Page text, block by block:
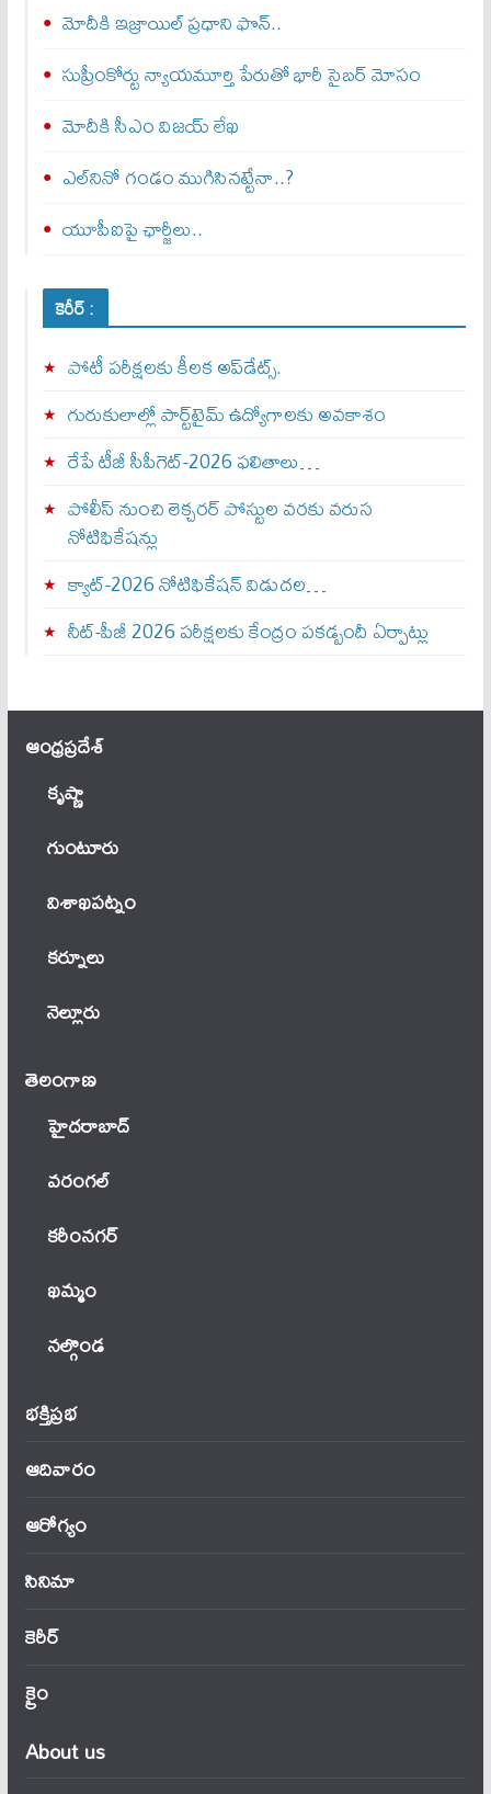
మోదీకి ఇజ్రాయిల్ ప్ర‌ధాని ఫొన్..
సుప్రీంకోర్టు న్యాయమూర్తి పేరుతో భారీ సైబర్ మోసం
మోదీకి సీఎం విజయ్ లేఖ
ఎల్‌నినో గండం ముగిసినట్టేనా..?
యూపీఐపై ఛార్జీలు..
కెరీర్ :
పోటీ పరీక్షలకు కీలక అప్‌డేట్స్.
గురుకులాల్లో పార్ట్‌టైమ్ ఉద్యోగాలకు అవకాశం
రేపే టీజీ సీపీగెట్‌-2026 ఫలితాలు…
పోలీస్ నుంచి లెక్చరర్ పోస్టుల వరకు వరుస
నోటిఫికేషన్లు
క్యాట్-2026 నోటిఫికేషన్ విడుదల…
నీట్-పీజీ 2026 పరీక్షలకు కేంద్రం పకడ్బందీ ఏర్పాట్లు
ఆంధ్ర‌ప్ర‌దేశ్
కృష్ణా
గుంటూరు
విశాఖపట్నం
కర్నూలు
నెల్లూరు
తెలంగాణ‌
హైదరాబాద్
వ‌రంగ‌ల్
కరీంనగర్
ఖ‌మ్మం
నల్గొండ
భక్తిప్రభ
ఆదివారం
ఆరోగ్యం
సినిమా
కెరీర్
క్రైం
About us